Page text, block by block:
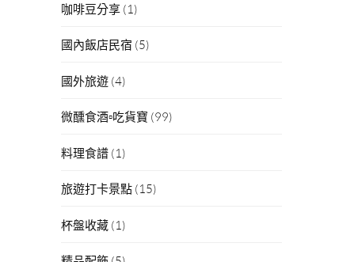
咖啡豆分享 (1)
國內飯店民宿 (5)
國外旅遊 (4)
微醺食酒▫吃貨寶 (99)
料理食譜 (1)
旅遊打卡景點 (15)
杯盤收藏 (1)